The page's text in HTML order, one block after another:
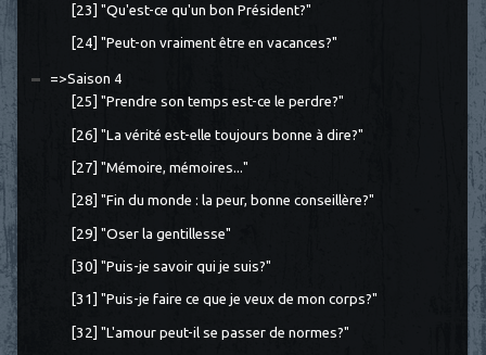
[23] "Qu'est-ce qu'un bon Président?"
[24] "Peut-on vraiment être en vacances?"
=>Saison 4
[25] "Prendre son temps est-ce le perdre?"
[26] "La vérité est-elle toujours bonne à dire?"
[27] "Mémoire, mémoires..."
[28] "Fin du monde : la peur, bonne conseillère?"
[29] "Oser la gentillesse"
[30] "Puis-je savoir qui je suis?"
[31] "Puis-je faire ce que je veux de mon corps?"
[32] "L'amour peut-il se passer de normes?"